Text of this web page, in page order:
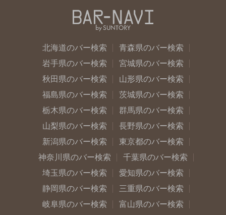
北海道のバー検索
青森県のバー検索
岩手県のバー検索
宮城県のバー検索
秋田県のバー検索
山形県のバー検索
福島県のバー検索
茨城県のバー検索
栃木県のバー検索
群馬県のバー検索
山梨県のバー検索
長野県のバー検索
新潟県のバー検索
東京都のバー検索
神奈川県のバー検索
千葉県のバー検索
埼玉県のバー検索
愛知県のバー検索
静岡県のバー検索
三重県のバー検索
岐阜県のバー検索
富山県のバー検索